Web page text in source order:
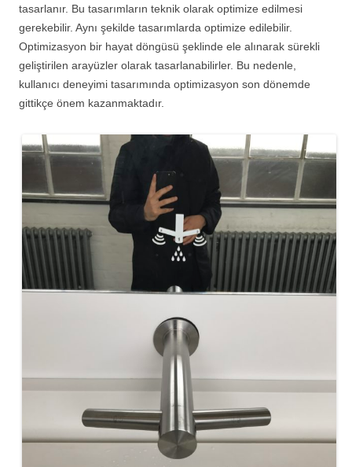
tasarlanır. Bu tasarımların teknik olarak optimize edilmesi
gerekebilir. Aynı şekilde tasarımlarda optimize edilebilir.
Optimizasyon bir hayat döngüsü şeklinde ele alınarak sürekli
geliştirilen arayüzler olarak tasarlanabilirler. Bu nedenle,
kullanıcı deneyimi tasarımında optimizasyon son dönemde
gittikçe önem kazanmaktadır.